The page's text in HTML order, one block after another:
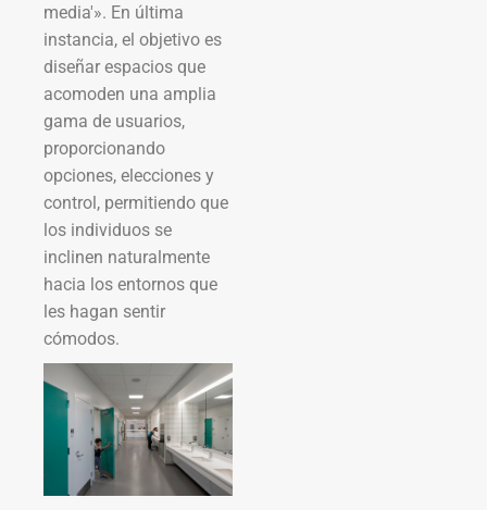
media'». En última
instancia, el objetivo es
diseñar espacios que
acomoden una amplia
gama de usuarios,
proporcionando
opciones, elecciones y
control, permitiendo que
los individuos se
inclinen naturalmente
hacia los entornos que
les hagan sentir
cómodos.